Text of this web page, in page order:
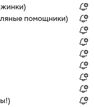
помощники)